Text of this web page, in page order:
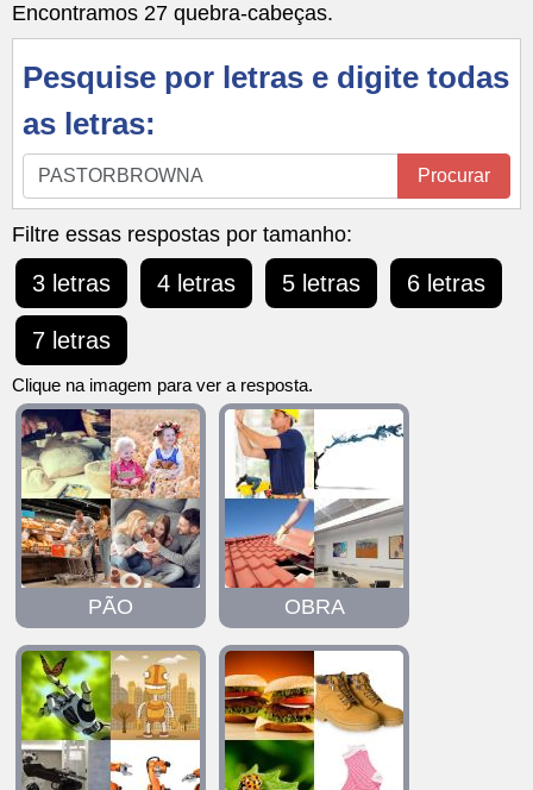
Encontramos 27 quebra-cabeças.
Pesquise por letras e digite todas
as letras:
Pesquise
por
letras
e
digite
todas
as
letras:
Procurar
Filtre essas respostas por tamanho:
3 letras 4 letras 5 letras 6 letras
7 letras
Clique na imagem para ver a resposta.
PÃO OBRA